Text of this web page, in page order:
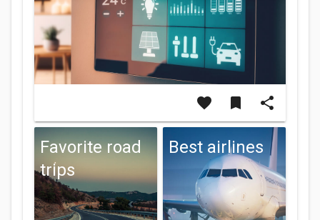
favorite bookmark share
Favorite road
trips
Best airlines